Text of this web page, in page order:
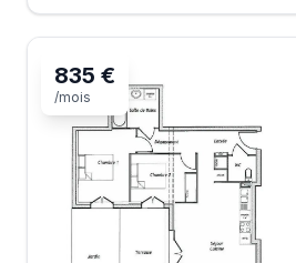
835 €
/mois